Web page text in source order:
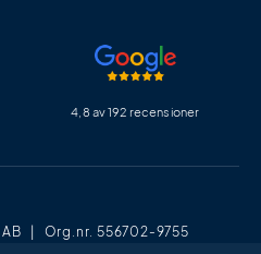
AB | Org.nr. 556702-9755
4,8 av 192 recensioner